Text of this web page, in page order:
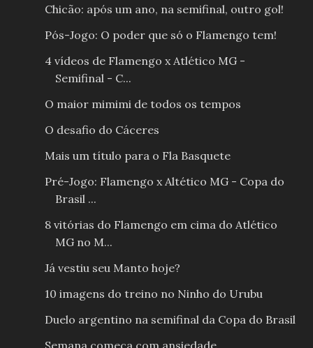
Chicão: após um ano, na semifinal, outro gol!
Pós-Jogo: O poder que só o Flamengo tem!
4 vídeos de Flamengo x Atlético MG -
Semifinal - C...
O maior mimimi de todos os tempos
O desafio do Cáceres
Mais um título para o Fla Basquete
Pré-Jogo: Flamengo x Altético MG - Copa do
Brasil ...
8 vitórias do Flamengo em cima do Atlético
MG no M...
Já vestiu seu Manto hoje?
10 imagens do treino no Ninho do Urubu
Duelo argentino na semifinal da Copa do Brasil